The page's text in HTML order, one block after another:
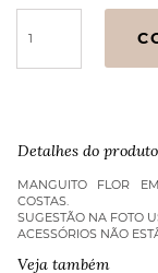
FLOR
VERMELHO
Detalhes do produto
MANGUITO FLOR
COSTAS.
SUGESTÃO NA FOTO
ACESSÓRIOS NÃO
Veja também